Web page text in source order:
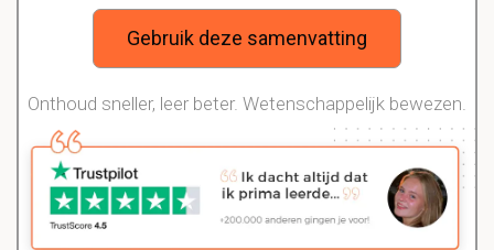
Gebruik deze samenvatting
Onthoud sneller, leer beter. Wetenschappelijk bewezen.